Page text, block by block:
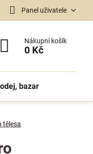
Panel uživatele
Nákupní košík
0 Kč
bazar
tělesa